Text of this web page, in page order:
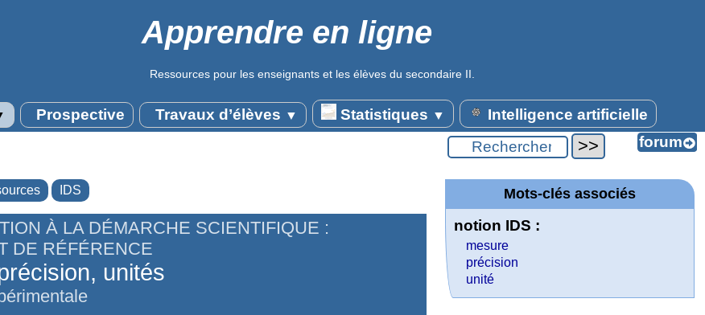
Apprendre en ligne
Ressources pour les enseignants et les élèves du secondaire II.
Prospective Travaux d’élèves ▼ Statistiques ▼ Intelligence artificielle
IDS
À LA DÉMARCHE SCIENTIFIQUE :
DE RÉFÉRENCE
unités
Mots-clés associés
notion IDS :
mesure
précision
unité